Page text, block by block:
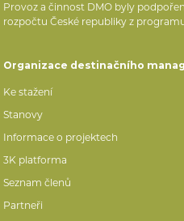
Provoz a činnost DMO byly
rozpočtu České republiky z
Organizace destinačního
Ke stažení
Stanovy
Informace o projektech
3K platforma
Seznam členů
Partneři